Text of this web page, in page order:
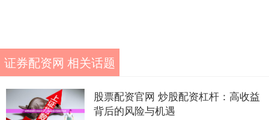
证券配资网 相关话题
股票配资官网 炒股配资杠杆：高收益
背后的风险与机遇